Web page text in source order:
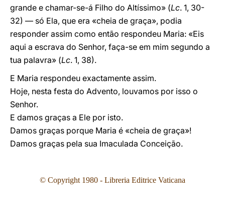
grande e chamar-se-á Filho do Altíssimo» (Lc. 1, 30-
32) — só Ela, que era «cheia de graça», podia
responder assim como então respondeu Maria: «Eis
aqui a escrava do Senhor, faça-se em mim segundo a
tua palavra» (Lc. 1, 38).
E Maria respondeu exactamente assim.
Hoje, nesta festa do Advento, louvamos por isso o
Senhor.
E damos graças a Ele por isto.
Damos graças porque Maria é «cheia de graça»!
Damos graças pela sua Imaculada Conceição.
© Copyright 1980 - Libreria Editrice Vaticana